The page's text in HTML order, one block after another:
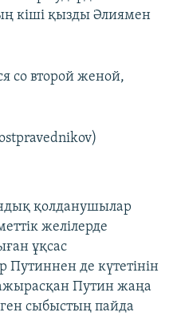
кіші қызды Әлиямен
со второй женой,
қолданушылар
желілерде
ұқсас
де күтетінін
Путин жаңа
сыбыстың пайда